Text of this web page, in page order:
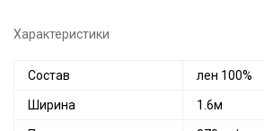
Характеристики
Состав лен 100%
Ширина 1.6м